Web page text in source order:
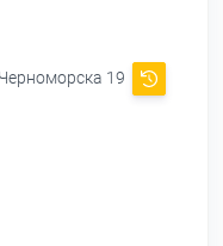
19